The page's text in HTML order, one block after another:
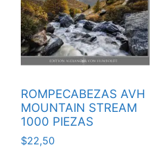
ROMPECABEZAS AVH
MOUNTAIN STREAM
1000 PIEZAS
$22,50